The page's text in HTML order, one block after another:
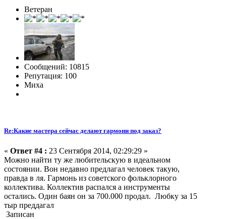
Ветеран
Сообщений: 10815
Репутация: 100
Миха
Re:Какие мастера сейчас делают гармони под заказ?
« Ответ #4 : 23 Сентября 2014, 02:29:29 »
Можно найти ту же любительскую в идеальном
состоянии. Вон недавно предлагал человек такую,
правда в ля. Гармонь из советского фольклорного
коллектива. Коллектив распался а инструменты
остались. Один баян он за 700.000 продал. Любку за 15
тыр преддагал
Записан